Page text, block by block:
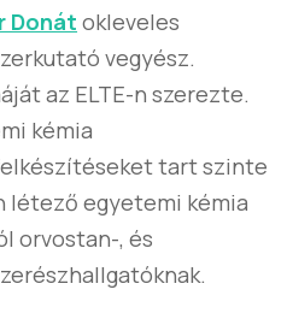
Donát okleveles
vegyész.
az ELTE-n szerezte.
kémia
tart szinte
létező egyetemi kémia
orvostan-, és